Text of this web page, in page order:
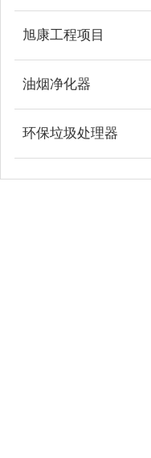
旭康工程项目
油烟净化器
环保垃圾处理器